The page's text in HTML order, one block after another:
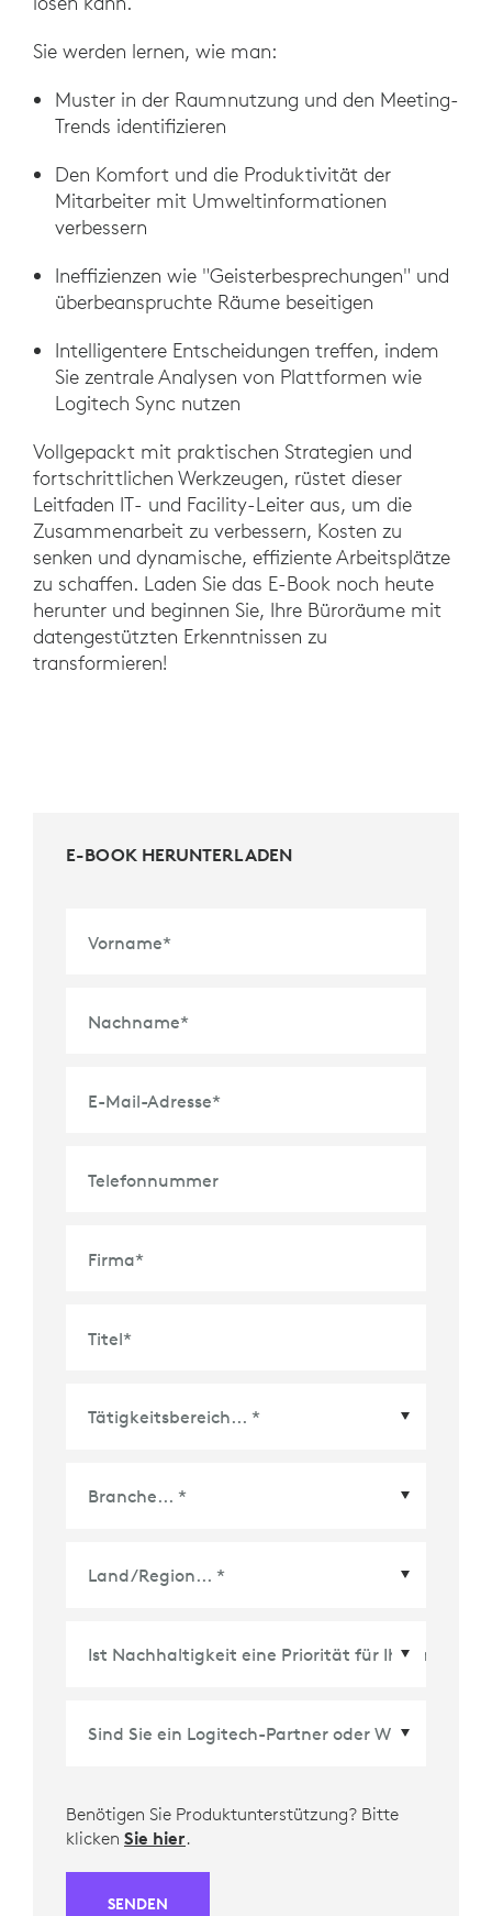
Sie werden lernen, wie man:
Muster in der Raumnutzung und den Meeting-
Trends identifizieren
Den Komfort und die Produktivität der
Mitarbeiter mit Umweltinformationen
verbessern
Ineffizienzen wie "Geisterbesprechungen" und
überbeanspruchte Räume beseitigen
Intelligentere Entscheidungen treffen, indem
Sie zentrale Analysen von Plattformen wie
Logitech Sync nutzen
Vollgepackt mit praktischen Strategien und
fortschrittlichen Werkzeugen, rüstet dieser
Leitfaden IT- und Facility-Leiter aus, um die
Zusammenarbeit zu verbessern, Kosten zu
senken und dynamische, effiziente Arbeitsplätze
zu schaffen. Laden Sie das E-Book noch heute
herunter und beginnen Sie, Ihre Büroräume mit
datengestützten Erkenntnissen zu
transformieren!
E-BOOK HERUNTERLADEN
Vorname*
Nachname*
E-Mail-Adresse*
Telefonnummer
Firma*
Titel*
Benötigen Sie Produktunterstützung? Bitte
klicken Sie hier.
SENDEN